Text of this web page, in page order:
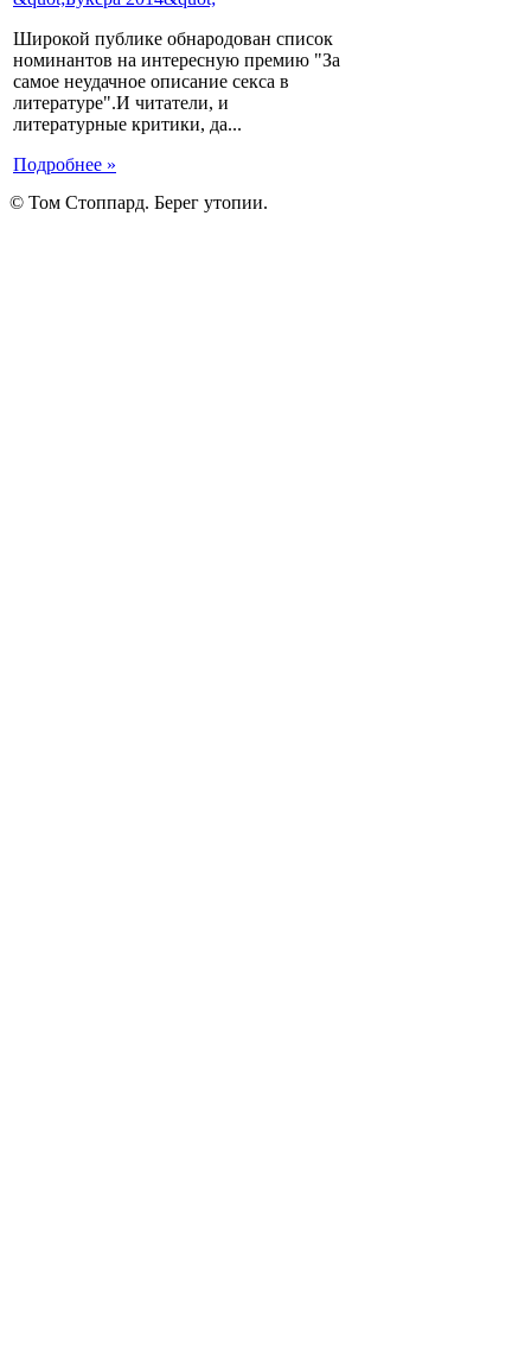
Широкой публике обнародован список
номинантов на интересную премию "За
самое неудачное описание секса в
литературе".И читатели, и
литературные критики, да...
Подробнее »
© Том Стоппард. Берег утопии.